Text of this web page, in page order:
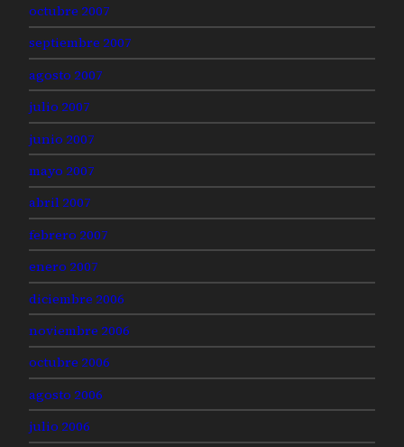
octubre 2007
septiembre 2007
agosto 2007
julio 2007
junio 2007
mayo 2007
abril 2007
febrero 2007
enero 2007
diciembre 2006
noviembre 2006
octubre 2006
agosto 2006
julio 2006